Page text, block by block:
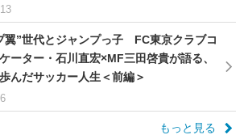
翼”世代とジャンプっ子 FC東京クラブコ
ーター・石川直宏×MF三田啓貴が語る、
んだサッカー人生＜前編＞
もっと見る